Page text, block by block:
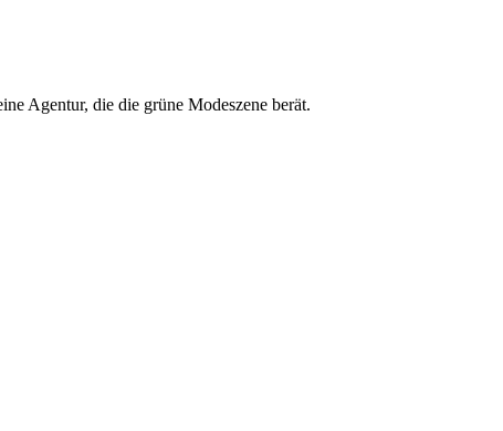
Agentur, die die grüne Modeszene berät.